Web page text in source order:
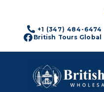
+1 (347) 484-6474
British Tours Global